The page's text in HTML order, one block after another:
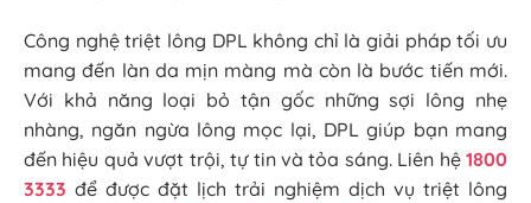
Công nghệ triệt lông DPL không chỉ là giải pháp tối ưu
mang đến làn da mịn màng mà còn là bước tiến mới.
Với khả năng loại bỏ tận gốc những sợi lông nhẹ
nhàng, ngăn ngừa lông mọc lại, DPL giúp bạn mang
đến hiệu quả vượt trội, tự tin và tỏa sáng. Liên hệ 1800
3333 để được đặt lịch trải nghiệm dịch vụ triệt lông